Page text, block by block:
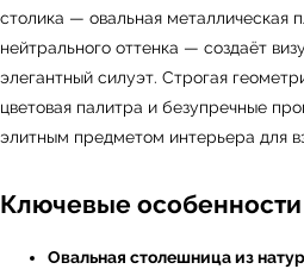
столика — овальная металлическая
нейтрального оттенка — создаёт
элегантный силуэт. Строгая
цветовая палитра и безупречные
элитным предметом интерьера для
Ключевые особенности
Овальная столешница из